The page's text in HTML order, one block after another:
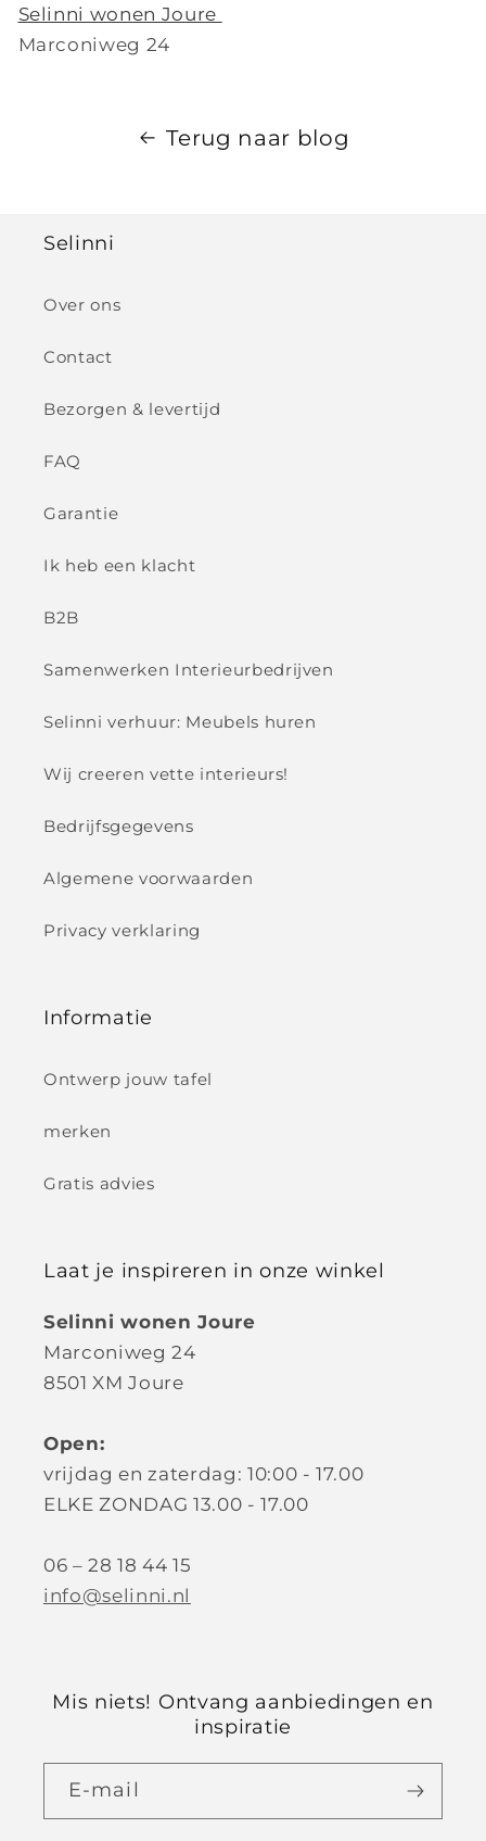
Selinni wonen Joure
Marconiweg 24
Terug naar blog
Selinni
Over ons
Contact
Bezorgen & levertijd
FAQ
Garantie
Ik heb een klacht
B2B
Samenwerken Interieurbedrijven
Selinni verhuur: Meubels huren
Wij creeren vette interieurs!
Bedrijfsgegevens
Algemene voorwaarden
Privacy verklaring
Informatie
Ontwerp jouw tafel
merken
Gratis advies
Laat je inspireren in onze winkel
Selinni wonen Joure
Marconiweg 24
8501 XM Joure
Open:
vrijdag en zaterdag: 10:00 - 17.00
ELKE ZONDAG 13.00 - 17.00
06 – 28 18 44 15
info@selinni.nl
Mis niets! Ontvang aanbiedingen en
inspiratie
E‑mail